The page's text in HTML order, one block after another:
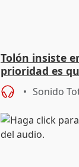
Tolón insiste
prioridad es
Sánchez gane
Sonido